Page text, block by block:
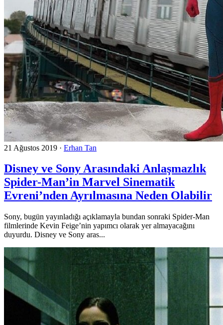
21 Ağustos 2019 · Erhan Tan
Disney ve Sony Arasındaki Anlaşmazlık
Spider-Man’in Marvel Sinematik
Evreni’nden Ayrılmasına Neden Olabilir
Sony, bugün yayınladığı açıklamayla bundan sonraki Spider-Man
filmlerinde Kevin Feige’nin yapımcı olarak yer almayacağını
duyurdu. Disney ve Sony aras...